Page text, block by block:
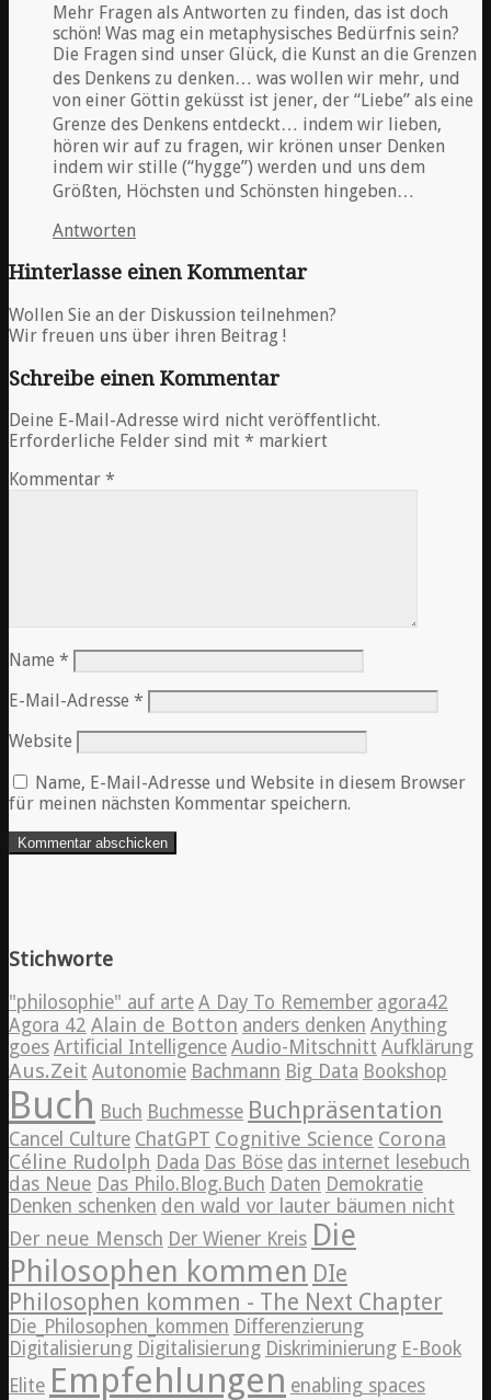
Mehr Fragen als Antworten zu finden, das ist doch
schön! Was mag ein metaphysisches Bedürfnis sein?
Die Fragen sind unser Glück, die Kunst an die Grenzen
des Denkens zu denken… was wollen wir mehr, und
von einer Göttin geküsst ist jener, der “Liebe” als eine
Grenze des Denkens entdeckt… indem wir lieben,
hören wir auf zu fragen, wir krönen unser Denken
indem wir stille (“hygge”) werden und uns dem
Größten, Höchsten und Schönsten hingeben…
Antworten
Hinterlasse einen Kommentar
Wollen Sie an der Diskussion teilnehmen?
Wir freuen uns über ihren Beitrag !
Schreibe einen Kommentar
Deine E-Mail-Adresse wird nicht veröffentlicht.
Erforderliche Felder sind mit * markiert
Kommentar *
Name *
E-Mail-Adresse *
Website
Name, E-Mail-Adresse und Website in diesem Browser
für meinen nächsten Kommentar speichern.
Stichworte
"philosophie" auf arte A Day To Remember agora42
Agora 42 Alain de Botton anders denken Anything
goes Artificial Intelligence Audio-Mitschnitt Aufklärung
Aus.Zeit Autonomie Bachmann Big Data Bookshop
Buch Buch Buchmesse Buchpräsentation
Cancel Culture ChatGPT Cognitive Science Corona
Céline Rudolph Dada Das Böse das internet lesebuch
das Neue Das Philo.Blog.Buch Daten Demokratie
Denken schenken den wald vor lauter bäumen nicht
Der neue Mensch Der Wiener Kreis Die
Philosophen kommen DIe
Philosophen kommen - The Next Chapter
Die_Philosophen_kommen Differenzierung
Digitalisierung Digitalisierung Diskriminierung E-Book
Elite Empfehlungen enabling spaces